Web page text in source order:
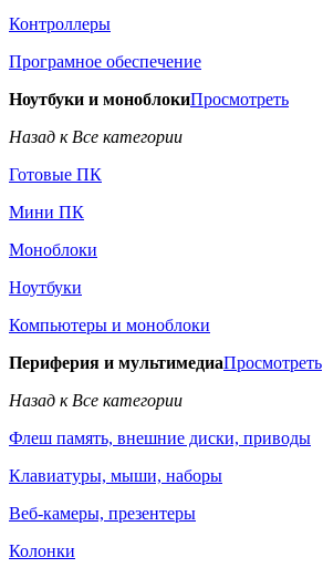
Контроллеры
Програмное обеспечение
Ноутбуки и моноблокиПросмотреть
Назад к Все категории
Готовые ПК
Мини ПК
Моноблоки
Ноутбуки
Компьютеры и моноблоки
Периферия и мультимедиаПросмотреть
Назад к Все категории
Флеш память, внешние диски, приводы
Клавиатуры, мыши, наборы
Веб-камеры, презентеры
Колонки